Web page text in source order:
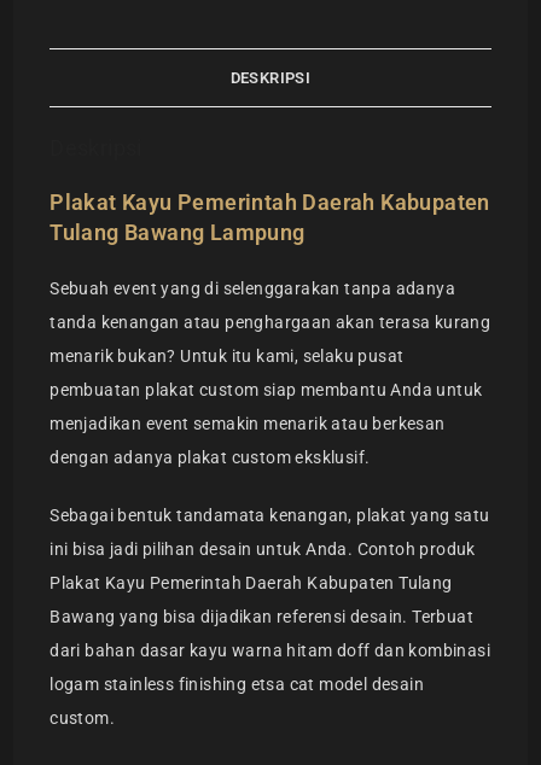
DESKRIPSI
Plakat Kayu Pemerintah Daerah Kabupaten
Tulang Bawang Lampung
Sebuah event yang di selenggarakan tanpa adanya
tanda kenangan atau penghargaan akan terasa kurang
menarik bukan? Untuk itu kami, selaku pusat
pembuatan plakat custom siap membantu Anda untuk
menjadikan event semakin menarik atau berkesan
dengan adanya plakat custom eksklusif.
Sebagai bentuk tandamata kenangan, plakat yang satu
ini bisa jadi pilihan desain untuk Anda. Contoh produk
Plakat Kayu Pemerintah Daerah Kabupaten Tulang
Bawang yang bisa dijadikan referensi desain. Terbuat
dari bahan dasar kayu warna hitam doff dan kombinasi
logam stainless finishing etsa cat model desain
custom.